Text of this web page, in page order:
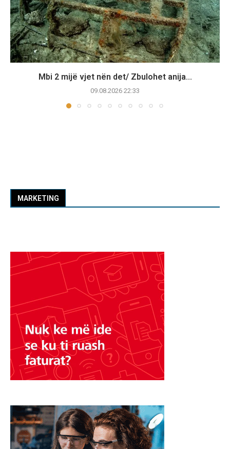
Mbi 2 mijë vjet nën det/ Zbulohet anija...
09.08.2026 22:33
MARKETING